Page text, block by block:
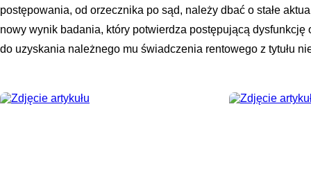
postępowania, od orzecznika po sąd, należy dbać o stałe
nowy wynik badania, który potwierdza postępującą
do uzyskania należnego mu świadczenia rentowego z tytułu